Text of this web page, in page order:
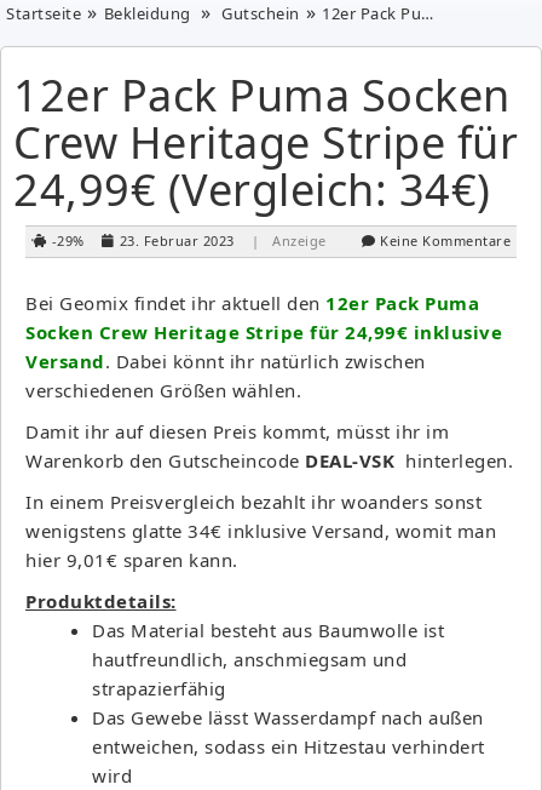
Startseite Bekleidung Gutschein 12er Pack Puma Socken Crew Heritage Stripe für 24,99€ (Vergleich: 34€)
12er Pack Puma Socken
Crew Heritage Stripe für
24,99€ (Vergleich: 34€)
-29% 23. Februar 2023 | Anzeige Keine Kommentare
Bei Geomix findet ihr aktuell den 12er Pack Puma
Socken Crew Heritage Stripe für 24,99€ inklusive
Versand. Dabei könnt ihr natürlich zwischen
verschiedenen Größen wählen.
Damit ihr auf diesen Preis kommt, müsst ihr im
Warenkorb den Gutscheincode DEAL-VSK hinterlegen.
In einem Preisvergleich bezahlt ihr woanders sonst
wenigstens glatte 34€ inklusive Versand, womit man
hier 9,01€ sparen kann.
Produktdetails:
Das Material besteht aus Baumwolle ist
hautfreundlich, anschmiegsam und
strapazierfähig
Das Gewebe lässt Wasserdampf nach außen
entweichen, sodass ein Hitzestau verhindert
wird